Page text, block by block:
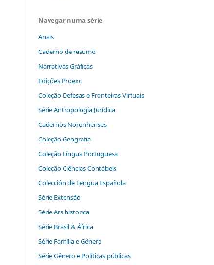
Navegar numa série
Anais
Caderno de resumo
Narrativas Gráficas
Edições Proexc
Coleção Defesas e Fronteiras Virtuais
Série Antropologia Jurídica
Cadernos Noronhenses
Coleção Geografia
Coleção Língua Portuguesa
Coleção Ciências Contábeis
Colección de Lengua Española
Série Extensão
Série Ars historica
Série Brasil & África
Série Família e Gênero
Série Gênero e Políticas públicas